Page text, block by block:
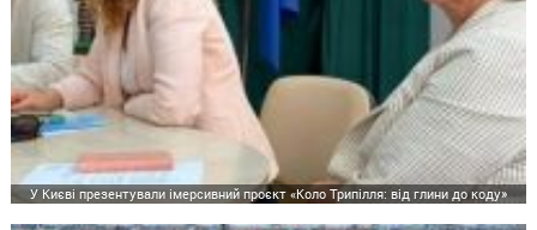
У Києві презентували імерсивний проєкт «Коло Трипілля: від глини до коду»